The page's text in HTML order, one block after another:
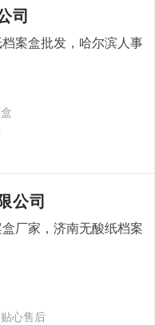
司
案盒批发，哈尔滨人事
公司
厂家，济南无酸纸档案
心售后